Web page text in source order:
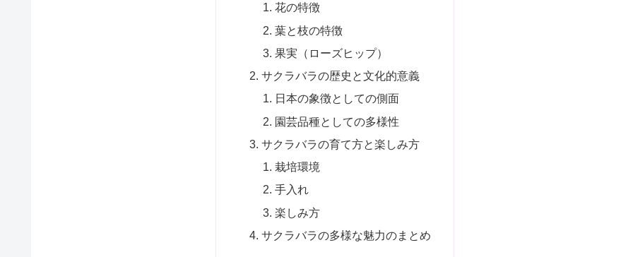
花の特徴
葉と枝の特徴
果実（ローズヒップ）
サクラバラの歴史と文化的意義
日本の象徴としての側面
園芸品種としての多様性
サクラバラの育て方と楽しみ方
栽培環境
手入れ
楽しみ方
サクラバラの多様な魅力のまとめ